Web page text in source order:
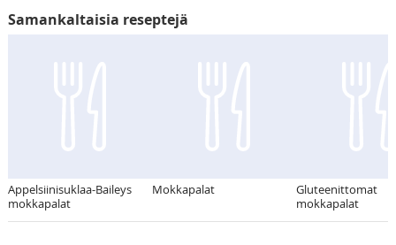
Samankaltaisia reseptejä
Appelsiinisuklaa-Baileys
mokkapalat
Mokkapalat
Gluteenittomat
mokkapalat